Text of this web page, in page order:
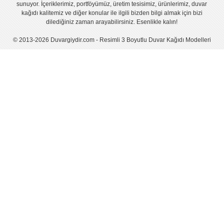
sunuyor. İçeriklerimiz, portföyümüz, üretim tesisimiz, ürünlerimiz, duvar
kağıdı kalitemiz ve diğer konular ile ilgili bizden bilgi almak için bizi
dilediğiniz zaman arayabilirsiniz. Esenlikle kalın!
© 2013-2026 Duvargiydir.com - Resimli 3 Boyutlu Duvar Kağıdı Modelleri